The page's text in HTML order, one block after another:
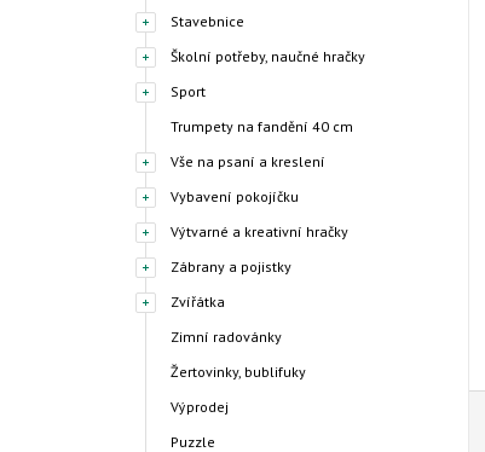
Stavebnice
Školní potřeby, naučné hračky
Sport
Trumpety na fandění 40 cm
Vše na psaní a kreslení
Vybavení pokojíčku
Výtvarné a kreativní hračky
Zábrany a pojistky
Zvířátka
Zimní radovánky
Žertovinky, bublifuky
Výprodej
Puzzle